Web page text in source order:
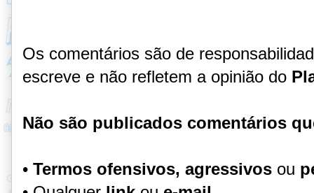
Os comentários são de
escreve e não refletem a opinião do
Não são publicados comentários
• Termos ofensivos, agressivos ou